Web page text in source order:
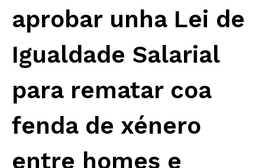
aprobar unha Lei de
Igualdade Salarial
para rematar coa
fenda de xénero
entre homes e